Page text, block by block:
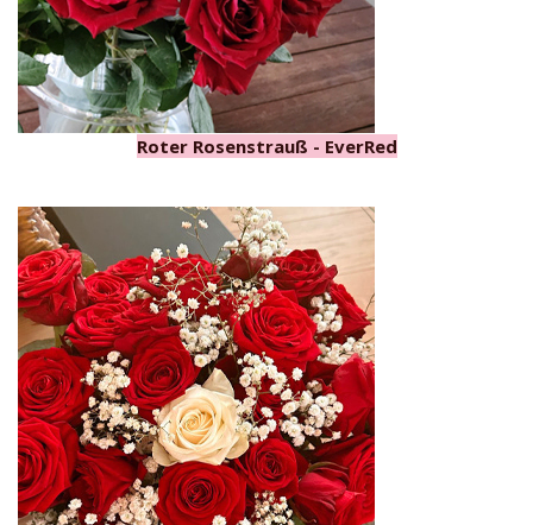
Roter Rosenstrauß - EverRed